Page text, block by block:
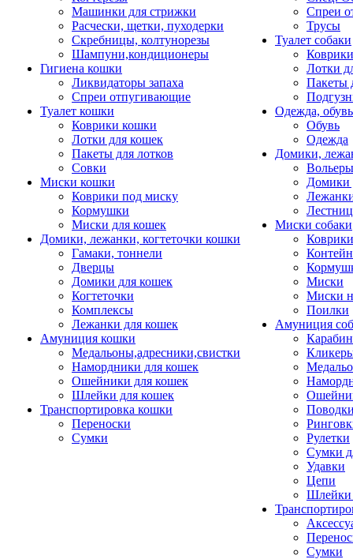
Машинки для стрижки
Расчески, щетки, пуходерки
Скребницы, колтунорезы
Шампуни,кондиционеры
Гигиена кошки
Ликвидаторы запаха
Спреи отпугивающие
Туалет кошки
Коврики кошки
Лотки для кошек
Пакеты для лотков
Совки
Миски кошки
Коврики под миску
Кормушки
Миски для кошек
Домики, лежанки, когтеточки кошки
Гамаки, тоннели
Дверцы
Домики для кошек
Когтеточки
Комплексы
Лежанки для кошек
Амуниция кошки
Медальоны,адресники,свистки
Намордники для кошек
Ошейники для кошек
Шлейки для кошек
Транспортировка кошки
Переноски
Сумки
Спреи
Трусы
Туалет собаки
Коврики
Лотки
Пакеты
Одежда, обувь
Обувь
Одежда
Домики,
Домики
Миски собаки
Миски
Миски
Поилки
Амуниция
Рулетки
Сумки
Удавки
Цепи
Шлейки
Сумки